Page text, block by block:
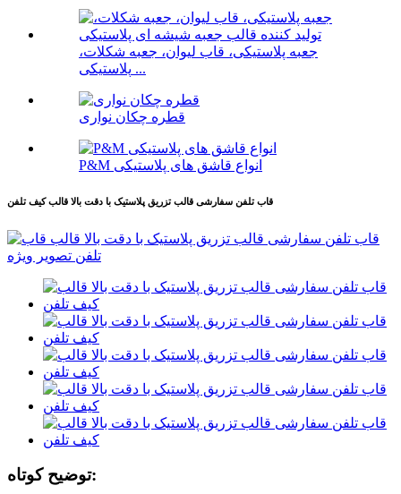
جعبه پلاستیکی، قاب لیوان، جعبه شکلات،
پلاستیکی ...
قطره چکان نواری
P&M انواع قاشق های پلاستیکی
قاب تلفن سفارشی قالب تزریق پلاستیک با دقت بالا قالب کیف تلفن
توضیح کوتاه: